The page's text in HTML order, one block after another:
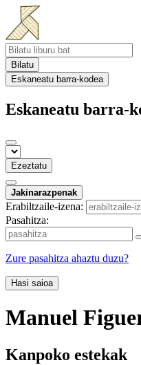
Bilatu
Eskaneatu barra-kodea
Eskaneatu barra-
Ezeztatu
Jakinarazpenak
Erabiltzaile-izena:
Pasahitza:
Zure pasahitza ahaztu duzu?
Hasi saioa
Manuel
Kanpoko estekak